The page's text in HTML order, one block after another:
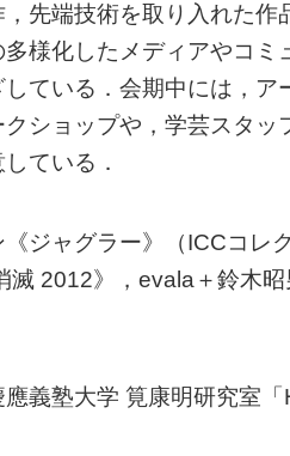
先端技術を取り入れた
様化したメディアやコ
ている．会期中には，
ショップや，学芸スタ
ている．
ジャグラー》（ICCコレ
滅 2012》，evala＋鈴木
義塾大学 筧康明研究室「